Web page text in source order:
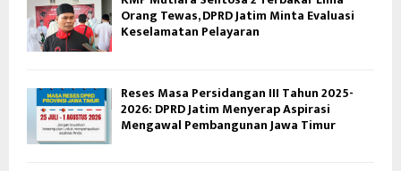
Orang Tewas, DPRD Jatim Minta Evaluasi
Keselamatan Pelayaran
Reses Masa Persidangan III Tahun 2025-
2026: DPRD Jatim Menyerap Aspirasi
Mengawal Pembangunan Jawa Timur